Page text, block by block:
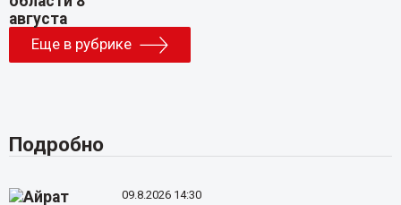
Еще в рубрике
Подробно
09.8.2026 14:30